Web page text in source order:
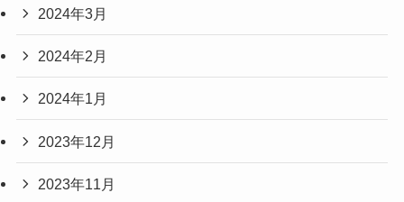
2024年3月
2024年2月
2024年1月
2023年12月
2023年11月